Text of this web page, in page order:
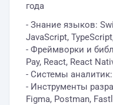
года
- Знание языков:
JavaScript,
- Фреймворки и
Pay, React, React
- Системы
- Инструменты
Figma, Postman,